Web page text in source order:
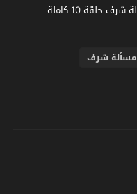
مشاهدة مسلسل مسألة شرف الحلقة 10 مترجم عربي اون لاين مشاهدة و تحميل مباشر مسلسل Seref Meselesi مسألة شرف حلقة 10 كاملة
مسألة شرف